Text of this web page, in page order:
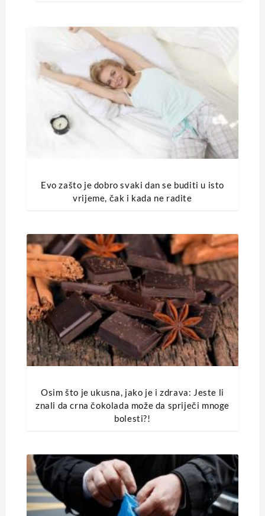
Evo zašto je dobro svaki dan se buditi u isto
vrijeme, čak i kada ne radite
Osim što je ukusna, jako je i zdrava: Jeste li
znali da crna čokolada može da spriječi mnoge
bolesti?!